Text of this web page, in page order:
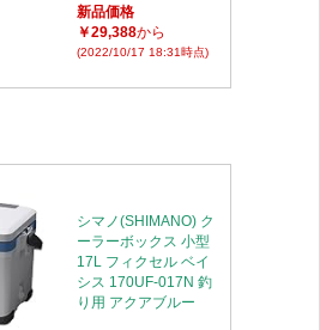
新品価格
￥29,388から
(2022/10/17 18:31時点)
シマノ(SHIMANO) ク
ーラーボックス 小型
17L フィクセル ベイ
シス 170UF-017N 釣
り用 アクアブルー